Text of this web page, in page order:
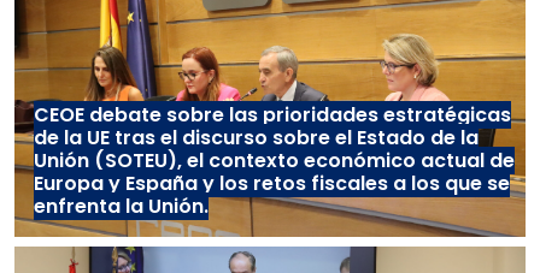
CEOE debate sobre las prioridades estratégicas
de la UE tras el discurso sobre el Estado de la
Unión (SOTEU), el contexto económico actual de
Europa y España y los retos fiscales a los que se
enfrenta la Unión.